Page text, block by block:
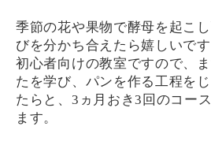
季節の花や果物で酵母を起こ
びを分かち合えたら嬉しいです
初心者向けの教室ですので、
たを学び、パンを作る工程を
たらと、 3 ヵ月おき3 回のコー
ます。